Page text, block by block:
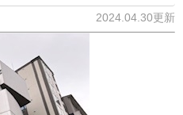
2024.04.30更新